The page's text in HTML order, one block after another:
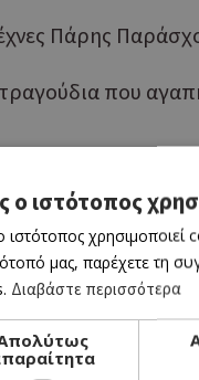
Πάρης
που
20.30
ο ιστότοπος
ιστότοπος χρησιμοποιεί
μας, παρέχετε τη
Διαβάστε περισσότερα